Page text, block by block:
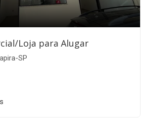
Loja para Alugar
SP